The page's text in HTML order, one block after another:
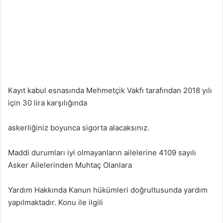
Kayıt kabul esnasında Mehmetçik Vakfı tarafından 2018 yılı
için 30 lira karşılığında
askerliğiniz boyunca sigorta alacaksınız.
Maddi durumları iyi olmayanların ailelerine 4109 sayılı
Asker Ailelerinden Muhtaç Olanlara
Yardım Hakkında Kanun hükümleri doğrultusunda yardım
yapılmaktadır. Konu ile ilgili